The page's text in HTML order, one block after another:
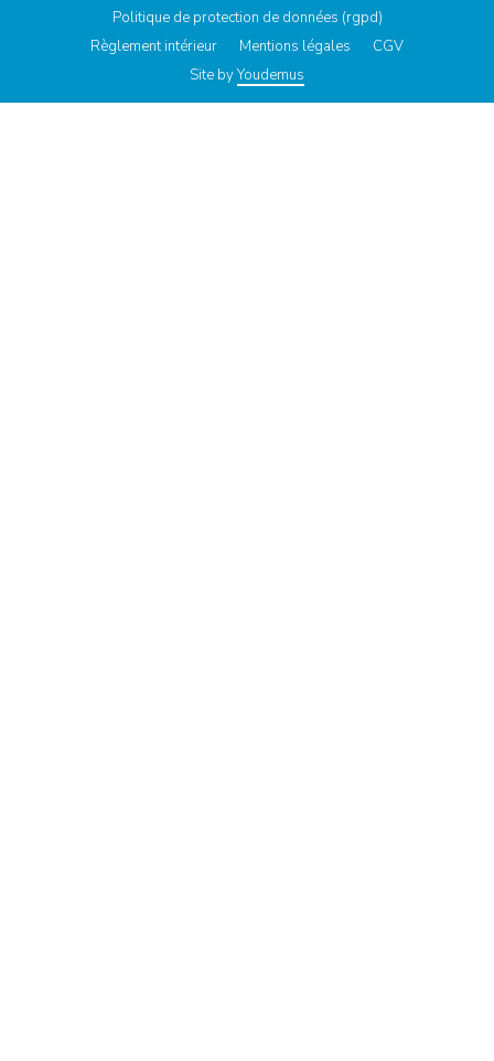
Politique de protection de données (rgpd)
Règlement intérieur
Mentions légales
CGV
Site byYoudemus